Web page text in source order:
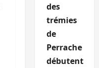
des
trémies
de
Perrache
débutent